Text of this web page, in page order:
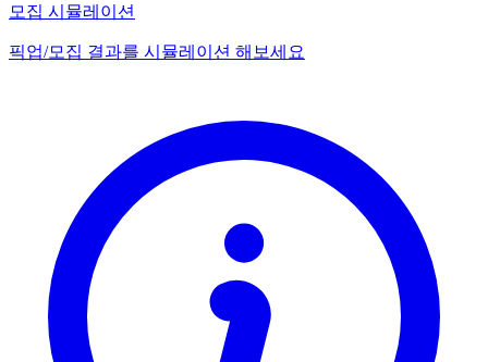
모집 시뮬레이션
픽업/모집 결과를 시뮬레이션 해보세요